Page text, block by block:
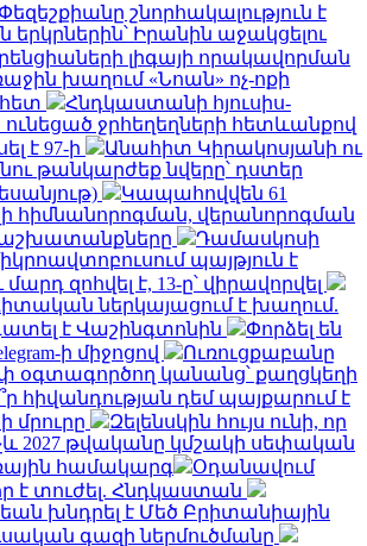
Փեզեշքիանը շնորհակալություն է
երկրներին՝ Իրանին աջակցելու
լիգայի որակավորման
խաղում «Նոան» ոչ-ոքի
Հնդկաստանի հյուսիս-
ունեցած ջրհեղեղների հետևանքով
է 97-ի
Անահիտ Կիրակոսյանի ու
թանկարժեք նվերը՝ դստեր
Կապահովվեն 61
վերանորոգման
Դամասկոսի
պայթյուն է
զոհվել է, 13-ը՝ վիրավորվել
ներկայացում է խաղում.
է Վաշինգտոնին
Փորձել են
ի միջոցով
Ուռուցքաբանը
օգտագործող կանանց՝ քաղցկեղի
հիվանդության դեմ պայքարում է
մրուրը
Զելենսկին հույս ունի, որ
2027 թվականը կմշակի սեփական
համակարգ
Օդանավում
է տուժել. Հնդկաստան
խնդրել է Մեծ Բրիտանիային
գազի ներմուծմանը